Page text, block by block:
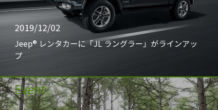
2019/12/02
Jeep® レンタカーに「JL ラングラー」がラインアッ
プ
Event